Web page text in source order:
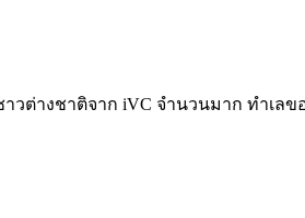
างชาติจาก iVC จำนวนมาก ทำเล